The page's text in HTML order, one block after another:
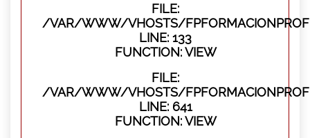
FILE:
/VAR/WWW/VHOSTS/
LINE: 133
FUNCTION: VIEW
FILE:
/VAR/WWW/VHOSTS/
LINE: 641
FUNCTION: VIEW